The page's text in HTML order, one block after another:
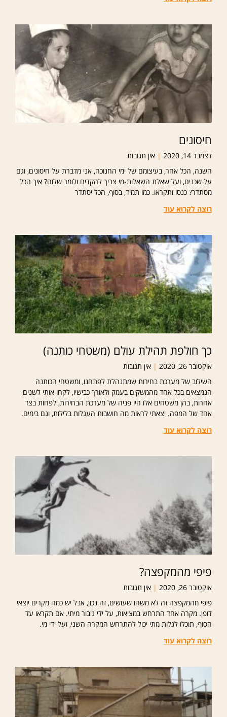
חיסונים
דצמבר 14, 2020
אין תגובות
השנה, הכל אחר, בעיצומם של ימי החנוכה, אני מדברת על חיסונים, וגם
על שכנים, ועל שאלת השאלות-מי צריך להקדים ולומר שלום? איך הכל
מסתדר? כנסו ותקראו. כמו תמיד, בסוף, הכל יסתדר
רוצה לקרוא עוד
כך חולפת תהילת עולם (משטחי כותנה)
אוקטובר 26, 2020
אין תגובות
השילוב של מערכת בחירות שמתנהלת לפתחנו, ומשטחי הכותנה
הנמצאים בכל אחד מהמשקים בעמק ולאורך כבישיו, לקחו אותי לשנים
אחרות, בהן משטחים אלו היו פניה של מערכת הבחירות, לפחות בצד
אחד של המפה. יצאתי לראות מה חושבות העגלות בלילות, וגם בימים.
רוצה לקרוא עוד
פיפי מהמקפצה?
אוקטובר 26, 2020
אין תגובות
פיפי מהמקפצה זה לא משהו שעושים, זה נכון, אבל יש כמה מקרים יוצאי
דופן. מקרה אחד התרחש במציאות, על ידי גיבור מיתי. אם תקראו עד
הסוף, תוכלו לגלות מתי יכול להתרחש המקרה השני, ועל ידי מי.
רוצה לקרוא עוד